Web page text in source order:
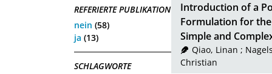
REFERIERTE PUBLIKATION
nein (58)
ja (13)
SCHLAGWORTE
Introduction of a
Formulation for
Simple and
Qiao, Linan ;
Christian